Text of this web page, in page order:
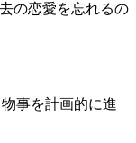
の恋愛を忘れるの
事を計画的に進